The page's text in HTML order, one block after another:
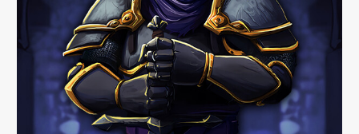
V.1.0
(17966)
GOG
СКАЧАТЬ
ТОРРЕНТ
БЕСПЛАТНО
ЛИЦЕНЗИЯ